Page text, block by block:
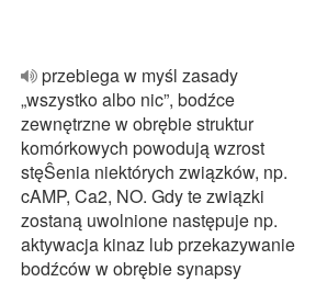
przebiega w myśl zasady
„wszystko albo nic”, bodźce
zewnętrzne w obrębie struktur
komórkowych powodują wzrost
stęŜenia niektórych związków, np.
cAMP, Ca2, NO. Gdy te związki
zostaną uwolnione następuje np.
aktywacja kinaz lub przekazywanie
bodźców w obrębie synapsy